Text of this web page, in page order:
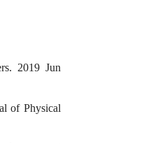
2019 Jun
of Physical